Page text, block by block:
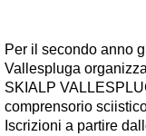
Per il secondo anno
Vallespluga
SKIALP
comprensorio
Iscrizioni a partire